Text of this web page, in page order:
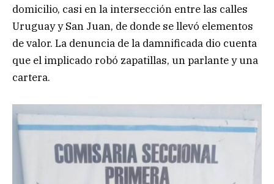
domicilio, casi en la intersección entre las calles
Uruguay y San Juan, de donde se llevó elementos
de valor. La denuncia de la damnificada dio cuenta
que el implicado robó zapatillas, un parlante y una
cartera.